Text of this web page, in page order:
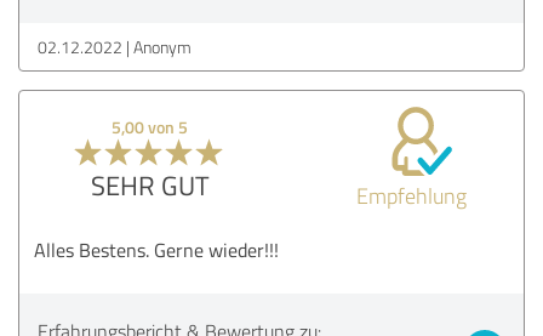
02.12.2022 Anonym
5,00 von 5
SEHR GUT Empfehlung
Alles Bestens. Gerne wieder!!!